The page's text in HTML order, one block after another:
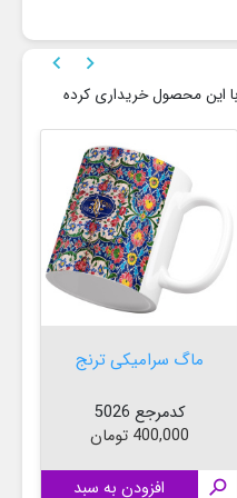
این محصول خریداری کرده

ماگ سرامیکی ترنج
کدمرجع 5026
قیمت
400,000 تومان
 افزودن به سبد
